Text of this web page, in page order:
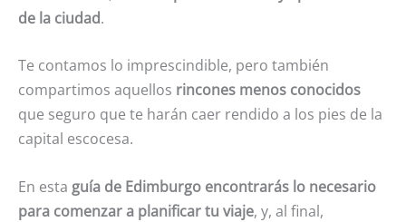
de la ciudad.
Te contamos lo imprescindible, pero también
compartimos aquellos rincones menos conocidos
que seguro que te harán caer rendido a los pies de la
capital escocesa.
En esta guía de Edimburgo encontrarás lo necesario
para comenzar a planificar tu viaje, y, al final,